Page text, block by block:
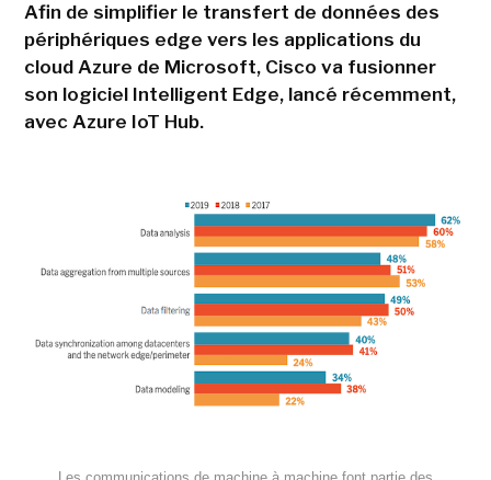
Afin de simplifier le transfert de données des
périphériques edge vers les applications du
cloud Azure de Microsoft, Cisco va fusionner
son logiciel Intelligent Edge, lancé récemment,
avec Azure IoT Hub.